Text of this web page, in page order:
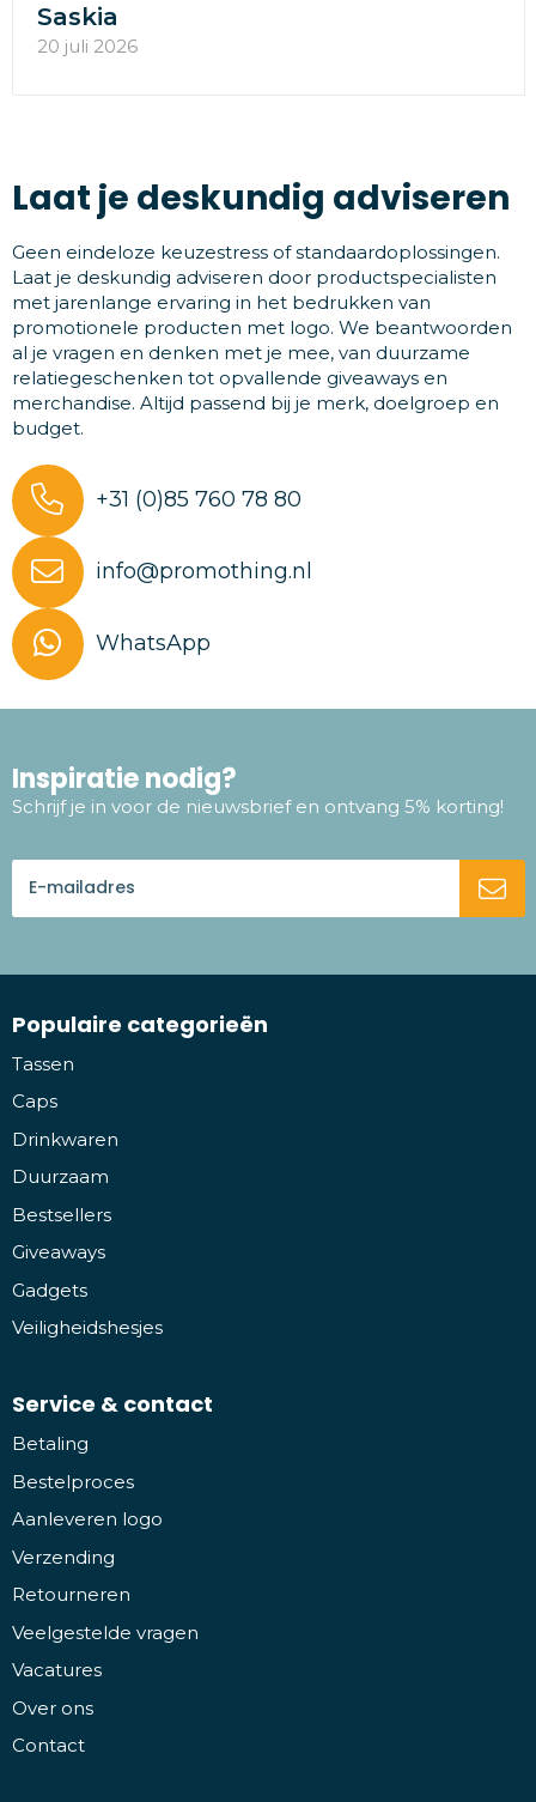
Saskia
20 juli 2026
Laat je deskundig adviseren
Geen eindeloze keuzestress of standaardoplossingen.
Laat je deskundig adviseren door productspecialisten
met jarenlange ervaring in het bedrukken van
promotionele producten met logo. We beantwoorden
al je vragen en denken met je mee, van duurzame
relatiegeschenken tot opvallende giveaways en
merchandise. Altijd passend bij je merk, doelgroep en
budget.
+31 (0)85 760 78 80
info@promothing.nl
WhatsApp
Inspiratie nodig?
Schrijf je in voor de nieuwsbrief en ontvang 5% korting!
Populaire categorieën
Tassen
Caps
Drinkwaren
Duurzaam
Bestsellers
Giveaways
Gadgets
Veiligheidshesjes
Service & contact
Betaling
Bestelproces
Aanleveren logo
Verzending
Retourneren
Veelgestelde vragen
Vacatures
Over ons
Contact